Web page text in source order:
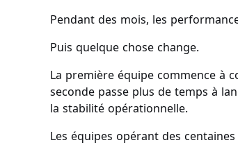
Pendant des mois, les
Puis quelque chose change.
La première équipe commence à
seconde passe plus de temps à
la stabilité opérationnelle.
Les équipes opérant des